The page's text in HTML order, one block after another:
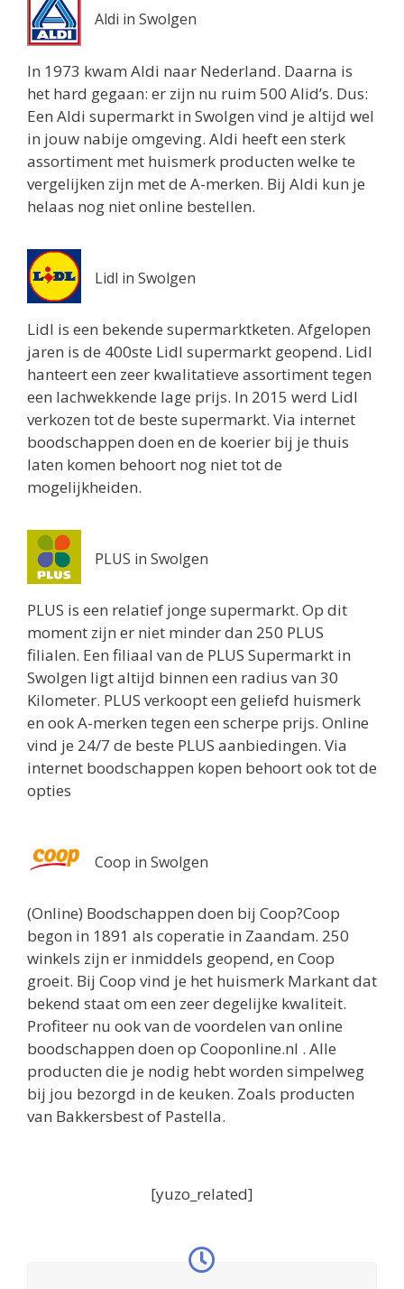
Aldi in Swolgen
In 1973 kwam Aldi naar Nederland. Daarna is
het hard gegaan: er zijn nu ruim 500 Alid’s. Dus:
Een Aldi supermarkt in Swolgen vind je altijd wel
in jouw nabije omgeving. Aldi heeft een sterk
assortiment met huismerk producten welke te
vergelijken zijn met de A-merken. Bij Aldi kun je
helaas nog niet online bestellen.
Lidl in Swolgen
Lidl is een bekende supermarktketen. Afgelopen
jaren is de 400ste Lidl supermarkt geopend. Lidl
hanteert een zeer kwalitatieve assortiment tegen
een lachwekkende lage prijs. In 2015 werd Lidl
verkozen tot de beste supermarkt. Via internet
boodschappen doen en de koerier bij je thuis
laten komen behoort nog niet tot de
mogelijkheiden.
PLUS in Swolgen
PLUS is een relatief jonge supermarkt. Op dit
moment zijn er niet minder dan 250 PLUS
filialen. Een filiaal van de PLUS Supermarkt in
Swolgen ligt altijd binnen een radius van 30
Kilometer. PLUS verkoopt een geliefd huismerk
en ook A-merken tegen een scherpe prijs. Online
vind je 24/7 de beste PLUS aanbiedingen. Via
internet boodschappen kopen behoort ook tot de
opties
Coop in Swolgen
(Online) Boodschappen doen bij Coop?Coop
begon in 1891 als coperatie in Zaandam. 250
winkels zijn er inmiddels geopend, en Coop
groeit. Bij Coop vind je het huismerk Markant dat
bekend staat om een zeer degelijke kwaliteit.
Profiteer nu ook van de voordelen van online
boodschappen doen op Cooponline.nl . Alle
producten die je nodig hebt worden simpelweg
bij jou bezorgd in de keuken. Zoals producten
van Bakkersbest of Pastella.
[yuzo_related]